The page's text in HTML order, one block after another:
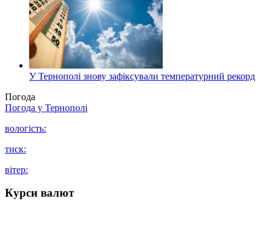
У Тернополі знову зафіксували температурний рекорд
Погода
Погода у Тернополі
вологість:
тиск:
вітер:
Курси валют